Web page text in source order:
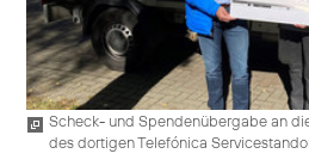
Scheck- und Spendenübergabe an
des dortigen Telefónica